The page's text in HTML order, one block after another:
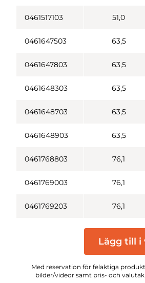
0461517103 51,0
0461647503 63,5
0461647803 63,5
0461648303 63,5
0461648703 63,5
0461648903 63,5
0461768803 76,1
0461769003 76,1
0461769203 76,1
Lägg till i
Med reservation för felaktiga
bilder/videor samt pris- och